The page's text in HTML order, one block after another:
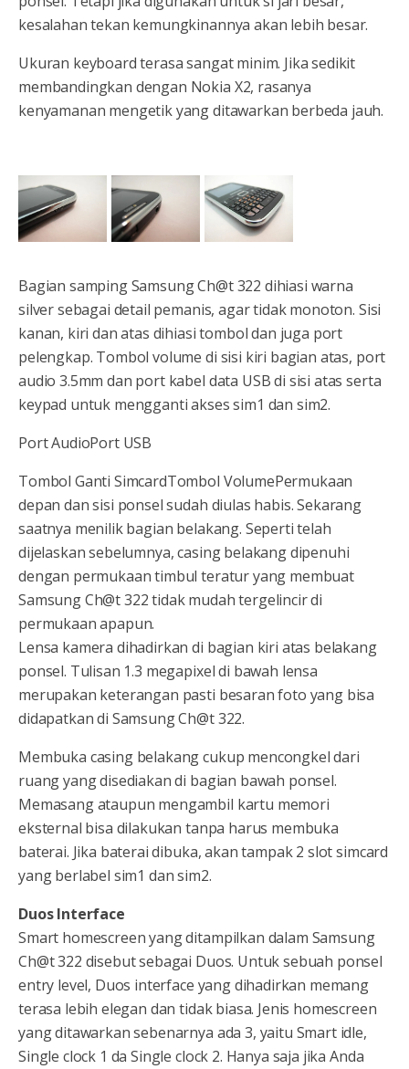
kesalahan tekan kemungkinannya akan lebih besar.
Ukuran keyboard terasa sangat minim. Jika sedikit
membandingkan dengan Nokia X2, rasanya
kenyamanan mengetik yang ditawarkan berbeda jauh.
Bagian samping Samsung Ch@t 322 dihiasi warna
silver sebagai detail pemanis, agar tidak monoton. Sisi
kanan, kiri dan atas dihiasi tombol dan juga port
pelengkap. Tombol volume di sisi kiri bagian atas, port
audio 3.5mm dan port kabel data USB di sisi atas serta
keypad untuk mengganti akses sim1 dan sim2.
Port AudioPort USB
Tombol Ganti SimcardTombol VolumePermukaan
depan dan sisi ponsel sudah diulas habis. Sekarang
saatnya menilik bagian belakang. Seperti telah
dijelaskan sebelumnya, casing belakang dipenuhi
dengan permukaan timbul teratur yang membuat
Samsung Ch@t 322 tidak mudah tergelincir di
permukaan apapun.
Lensa kamera dihadirkan di bagian kiri atas belakang
ponsel. Tulisan 1.3 megapixel di bawah lensa
merupakan keterangan pasti besaran foto yang bisa
didapatkan di Samsung Ch@t 322.
Membuka casing belakang cukup mencongkel dari
ruang yang disediakan di bagian bawah ponsel.
Memasang ataupun mengambil kartu memori
eksternal bisa dilakukan tanpa harus membuka
baterai. Jika baterai dibuka, akan tampak 2 slot simcard
yang berlabel sim1 dan sim2.
Duos Interface
Smart homescreen yang ditampilkan dalam Samsung
Ch@t 322 disebut sebagai Duos. Untuk sebuah ponsel
entry level, Duos interface yang dihadirkan memang
terasa lebih elegan dan tidak biasa. Jenis homescreen
yang ditawarkan sebenarnya ada 3, yaitu Smart idle,
Single clock 1 da Single clock 2. Hanya saja jika Anda